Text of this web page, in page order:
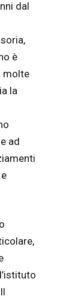
dal
è
molte
la
ad